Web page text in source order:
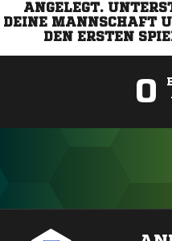
ANGELEGT.
DEINE MANNSCHAFT
DEN ERSTEN
0